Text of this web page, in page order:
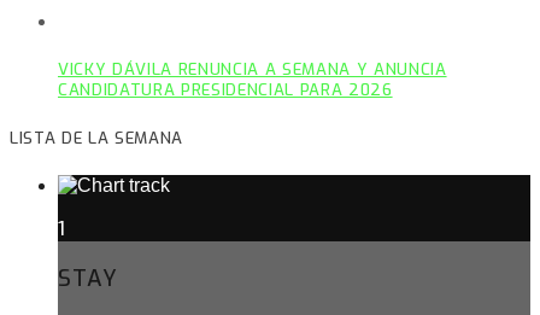
VICKY DÁVILA RENUNCIA A SEMANA Y ANUNCIA
CANDIDATURA PRESIDENCIAL PARA 2026
LISTA DE LA SEMANA
1
STAY